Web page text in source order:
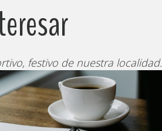
festivo de nuestra localidad.